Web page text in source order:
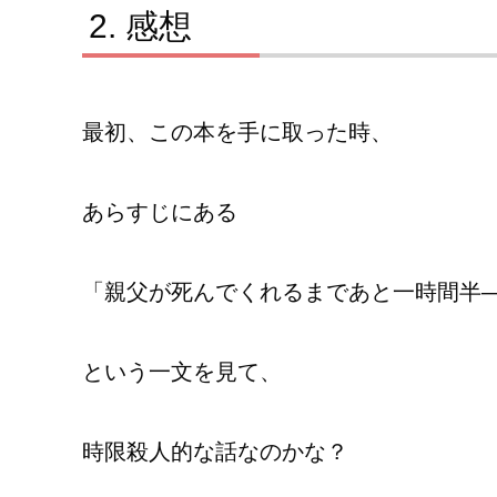
感想
最初、この本を手に取った時、
あらすじにある
「親父が死んでくれるまであと一時間半
という一文を見て、
時限殺人的な話なのかな？